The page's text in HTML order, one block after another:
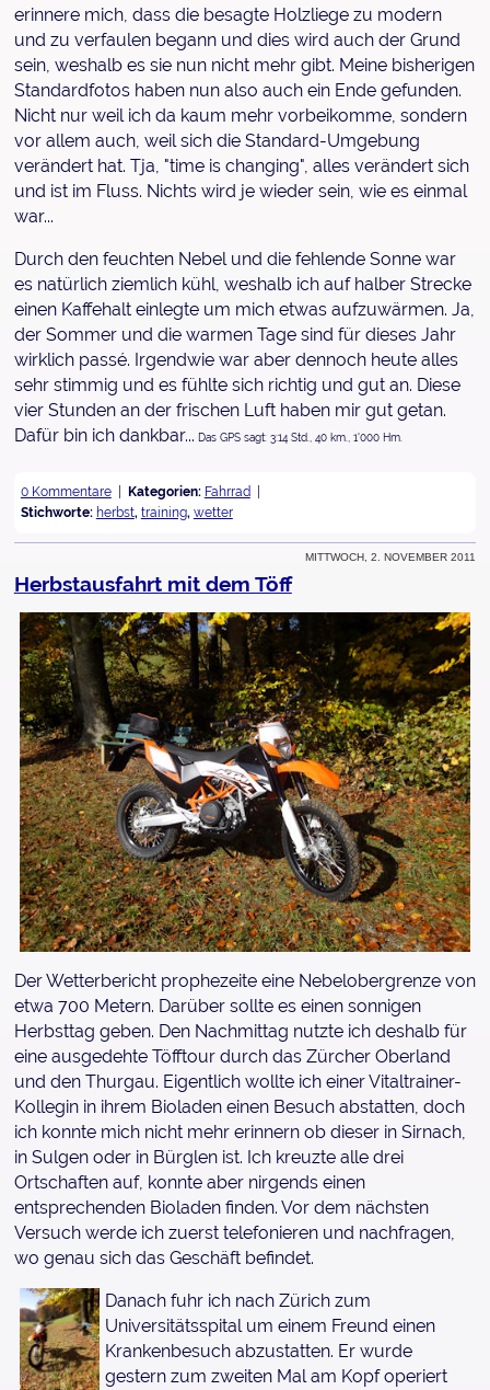
erinnere mich, dass die besagte Holzliege zu modern
und zu verfaulen begann und dies wird auch der Grund
sein, weshalb es sie nun nicht mehr gibt. Meine bisherigen
Standardfotos haben nun also auch ein Ende gefunden.
Nicht nur weil ich da kaum mehr vorbeikomme, sondern
vor allem auch, weil sich die Standard-Umgebung
verändert hat. Tja, "time is changing", alles verändert sich
und ist im Fluss. Nichts wird je wieder sein, wie es einmal
war...
Durch den feuchten Nebel und die fehlende Sonne war
es natürlich ziemlich kühl, weshalb ich auf halber Strecke
einen Kaffehalt einlegte um mich etwas aufzuwärmen. Ja,
der Sommer und die warmen Tage sind für dieses Jahr
wirklich passé. Irgendwie war aber dennoch heute alles
sehr stimmig und es fühlte sich richtig und gut an. Diese
vier Stunden an der frischen Luft haben mir gut getan.
Dafür bin ich dankbar... Das GPS sagt: 3:14 Std., 40 km., 1'000 Hm.
0 Kommentare Kategorien: Fahrrad
Stichworte: herbst, training, wetter
Mittwoch, 2. November 2011
Herbstausfahrt mit dem Töff
Der Wetterbericht prophezeite eine Nebelobergrenze von
etwa 700 Metern. Darüber sollte es einen sonnigen
Herbsttag geben. Den Nachmittag nutzte ich deshalb für
eine ausgedehte Töfftour durch das Zürcher Oberland
und den Thurgau. Eigentlich wollte ich einer Vitaltrainer-
Kollegin in ihrem Bioladen einen Besuch abstatten, doch
ich konnte mich nicht mehr erinnern ob dieser in Sirnach,
in Sulgen oder in Bürglen ist. Ich kreuzte alle drei
Ortschaften auf, konnte aber nirgends einen
entsprechenden Bioladen finden. Vor dem nächsten
Versuch werde ich zuerst telefonieren und nachfragen,
wo genau sich das Geschäft befindet.
Danach fuhr ich nach Zürich zum
Universitätsspital um einem Freund einen
Krankenbesuch abzustatten. Er wurde
gestern zum zweiten Mal am Kopf operiert